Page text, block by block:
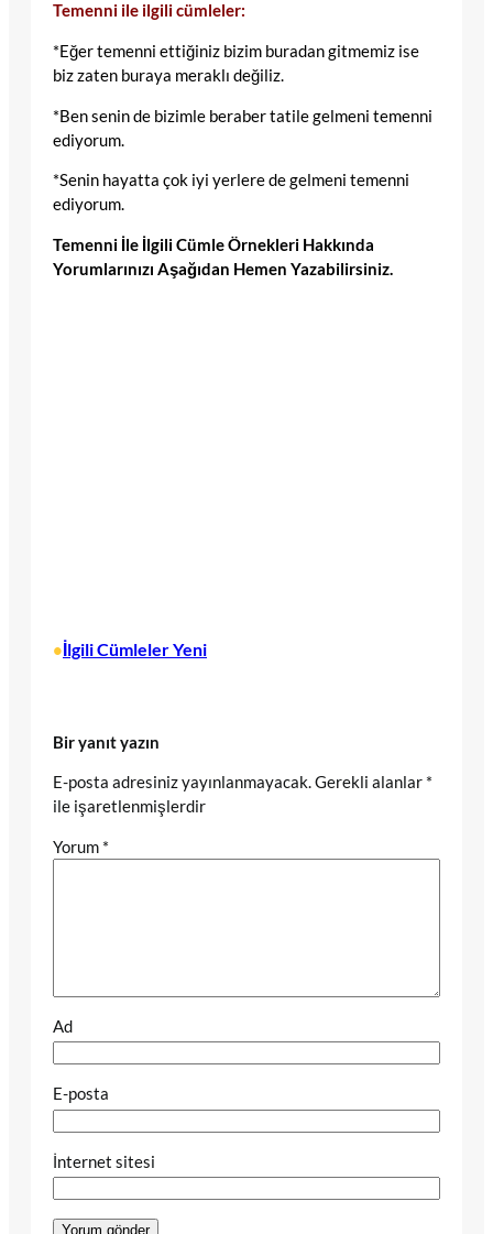
Temenni ile ilgili cümleler:
*Eğer temenni ettiğiniz bizim buradan gitmemiz ise
biz zaten buraya meraklı değiliz.
*Ben senin de bizimle beraber tatile gelmeni temenni
ediyorum.
*Senin hayatta çok iyi yerlere de gelmeni temenni
ediyorum.
Temenni İle İlgili Cümle Örnekleri Hakkında
Yorumlarınızı Aşağıdan Hemen Yazabilirsiniz.
•İlgili Cümleler Yeni
Bir yanıt yazın
E-posta adresiniz yayınlanmayacak.Gerekli alanlar *
ile işaretlenmişlerdir
Yorum *
Ad
E-posta
İnternet sitesi